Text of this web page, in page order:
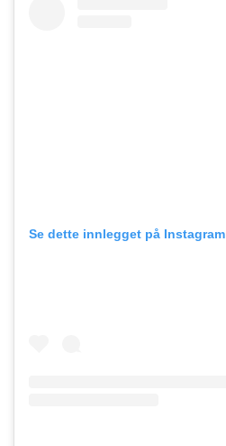
Se dette innlegget på Instagram